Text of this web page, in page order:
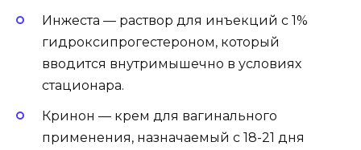
Инжеста — раствор для инъекций с 1%
гидроксипрогестероном, который
вводится внутримышечно в условиях
стационара.
Кринон — крем для вагинального
применения, назначаемый с 18-21 дня